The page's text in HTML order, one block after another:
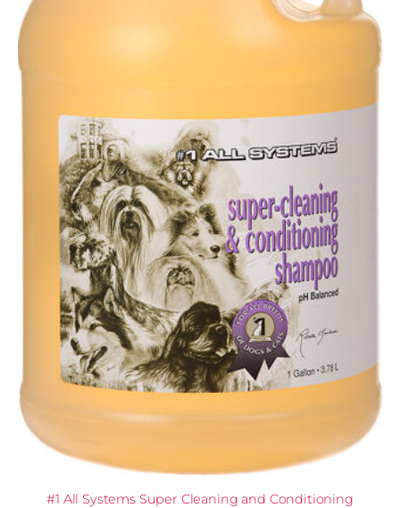
#1 All Systems Super Cleaning and Conditioning